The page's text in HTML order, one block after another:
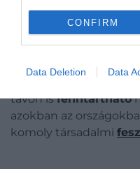
CONFIRM
Data Deletion Data
Újabb
visszafogni
A számok
távon isfenntartható
azokban az
komoly társadalmi